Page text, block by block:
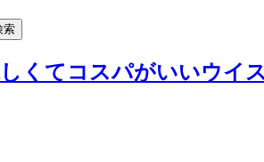
くてコスパがいいウイ